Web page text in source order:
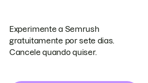
Experimente a Semrush
gratuitamente por sete dias.
Cancele quando quiser.